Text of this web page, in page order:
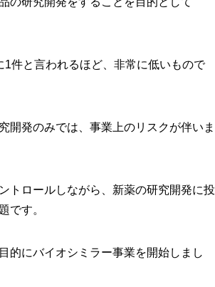
件と言われるほど、非常に低いもので
開発のみでは、事業上のリスクが伴いま
トロールしながら、新薬の研究開発に投
です。
的にバイオシミラー事業を開始しまし